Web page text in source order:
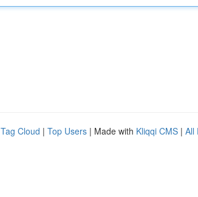
Tag Cloud | Top Users | Made with Kliqqi CMS | All